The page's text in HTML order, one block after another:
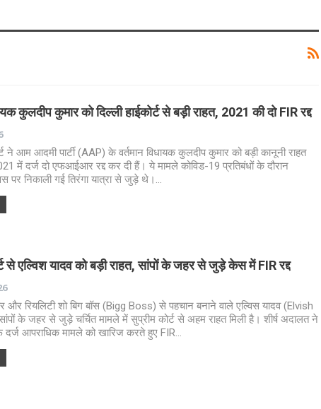
कुलदीप कुमार को दिल्ली हाईकोर्ट से बड़ी राहत, 2021 की दो FIR रद्द
ने आम आदमी पार्टी (AAP) के वर्तमान विधायक कुलदीप कुमार को बड़ी कानूनी राहत
में दर्ज दो एफआईआर रद्द कर दी हैं। ये मामले कोविड-19 प्रतिबंधों के दौरान
पर निकाली गई तिरंगा यात्रा से जुड़े थे।…
से एल्विश यादव को बड़ी राहत, सांपों के जहर से जुड़े केस में FIR रद्द
और रियलिटी शो बिग बॉस (Bigg Boss) से पहचान बनाने वाले एल्विस यादव (Elvish
के जहर से जुड़े चर्चित मामले में सुप्रीम कोर्ट से अहम राहत मिली है। शीर्ष अदालत ने
आपराधिक मामले को खारिज करते हुए FIR…